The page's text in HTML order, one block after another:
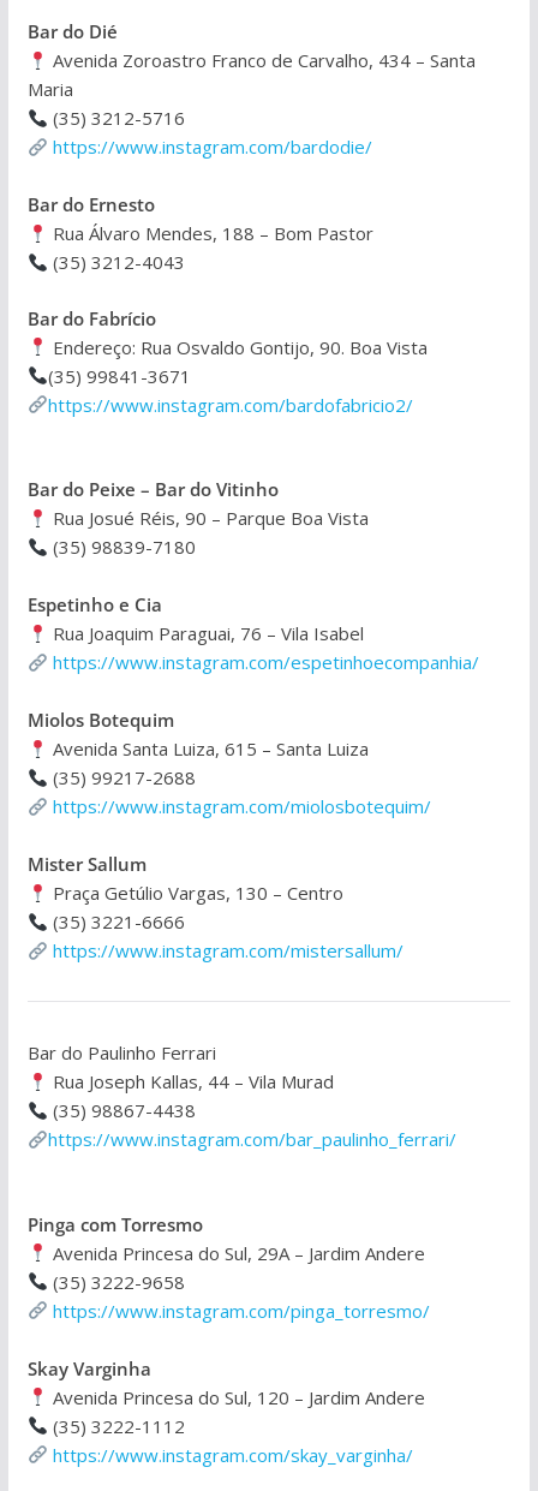
Bar do Dié
Avenida Zoroastro Franco de Carvalho, 434 – Santa
Maria
(35) 3212-5716
https://www.instagram.com/bardodie/
Bar do Ernesto
Rua Álvaro Mendes, 188 – Bom Pastor
(35) 3212-4043
Bar do Fabrício
Endereço: Rua Osvaldo Gontijo, 90. Boa Vista
(35) 99841-3671
https://www.instagram.com/bardofabricio2/
Bar do Peixe – Bar do Vitinho
Rua Josué Réis, 90 – Parque Boa Vista
(35) 98839-7180
Espetinho e Cia
Rua Joaquim Paraguai, 76 – Vila Isabel
https://www.instagram.com/espetinhoecompanhia/
Miolos Botequim
Avenida Santa Luiza, 615 – Santa Luiza
(35) 99217-2688
https://www.instagram.com/miolosbotequim/
Mister Sallum
Praça Getúlio Vargas, 130 – Centro
(35) 3221-6666
https://www.instagram.com/mistersallum/
Bar do Paulinho Ferrari
Rua Joseph Kallas, 44 – Vila Murad
(35) 98867-4438
https://www.instagram.com/bar_paulinho_ferrari/
Pinga com Torresmo
Avenida Princesa do Sul, 29A – Jardim Andere
(35) 3222-9658
https://www.instagram.com/pinga_torresmo/
Skay Varginha
Avenida Princesa do Sul, 120 – Jardim Andere
(35) 3222-1112
https://www.instagram.com/skay_varginha/